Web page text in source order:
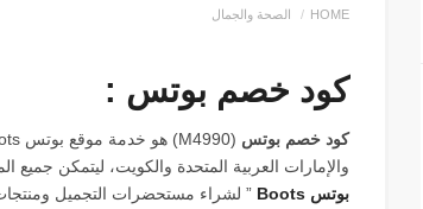
HOME الصحة والجمال
كود خصم بوتس :
كود خصم بوتس
والإمارات العربية المتحدة والكويت، ليتمكن
بوتس Boots
” لشراء مستحضرات التجميل